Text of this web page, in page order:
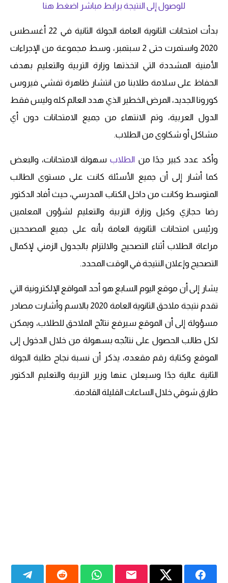
للوصول إلى النتيجة برابط مباشر اضغط هنا
بدأت امتحانات الثانوية العامة الجولة الثانية في 22 أغسطس
2020 واستمرت حتى 2 سبتمبر، وسط مجموعة من الإجراءات
الأمنية المشددة التي اتخذتها وزارة التربية والتعليم بهدف
الحفاظ على سلامة طلابنا من انتشار ظاهرة تفشي فيروس
كورونا الجديد، المرض الخطير الذي هدد العالم كله وليس فقط
الدول العربية، وتم الانتهاء من جميع الامتحانات دون أي
مشاكل أو شكاوى من الطلاب.
وأكد عدد كبير جدًا من الطلابسهولة الامتحانات، والبعض
كما أشار إلى أن جميع الأسئلة كانت على مستوى الطالب
المتوسط ​​وكانت من داخل الكتاب المدرسي، حيث أفاد الدكتور
رضا حجازي وكيل وزارة التربية والتعليم لشؤون المعلمين
ورئيس امتحانات الثانوية العامة بأنه على جميع المصححين
مراعاة الطلاب أثناء التصحيح والالتزام بالجدول الزمني لإكمال
التصحيح وإعلان النتيجة في الوقت المحدد.
يشار إلى أن موقع اليوم السابع هو أحد المواقع الإلكترونية التي
تقدم نتيجة ملاحق الثانوية العامة 2020 بالاسم وأشارت مصادر
مسؤولة إلى أن الموقع سيرفع نتائج الملاحق للطلاب، ويمكن
لكل طالب الحصول على نتائجه بسهولة من خلال الدخول إلى
الموقع وكتابة رقم مقعده، يذكر أن نسبة نجاح طلبة الجولة
الثانية عالية جدًا وسيعلن عنها وزير التربية والتعليم الدكتور
طارق شوقي خلال الساعات القليلة القادمة.